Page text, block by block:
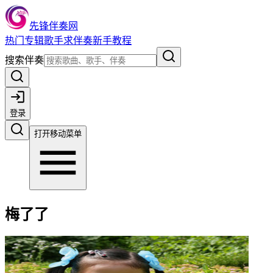
先锋伴奏网
热门 专辑歌手求伴奏新手教程
搜索伴奏
登录
打开移动菜单
梅了了